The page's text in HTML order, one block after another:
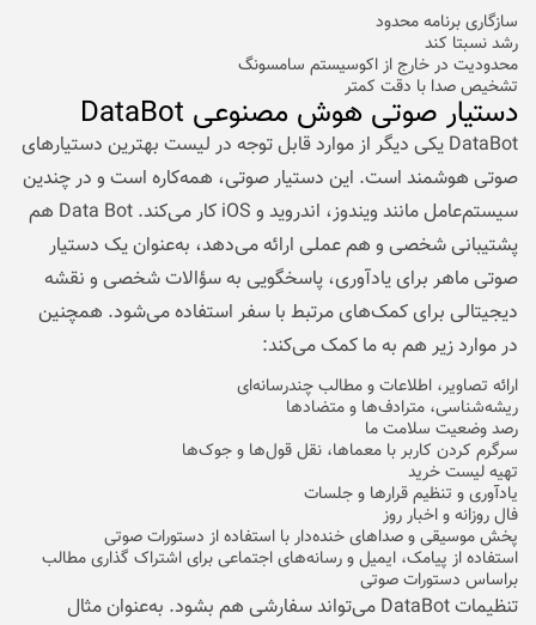
سازگاری برنامه محدود
رشد نسبتا کند
محدودیت در خارج از اکوسیستم سامسونگ
تشخیص صدا با دقت کمتر
دستیار صوتی هوش مصنوعی DataBot
DataBot یکی دیگر از موارد قابل توجه در لیست بهترین دستیارهای
صوتی هوشمند است. این دستیار صوتی، همه‌کاره است و در چندین
سیستم‌عامل مانند ویندوز، اندروید و iOS کار می‌کند. Data Bot هم
پشتیبانی شخصی و هم عملی ارائه می‌دهد، به‌عنوان یک دستیار
صوتی ماهر برای یادآوری، پاسخگویی به سؤالات شخصی و نقشه
دیجیتالی برای کمک‌های مرتبط با سفر استفاده می‌شود. همچنین
در موارد زیر هم به ما کمک می‌کند:
ارائه تصاویر، اطلاعات و مطالب چندرسانه‌ای
ریشه‌شناسی، مترادف‌ها و متضادها
رصد وضعیت سلامت ما
سرگرم کردن کاربر با معماها، نقل قول‌ها و جوک‌ها
تهیه لیست خرید
یادآوری و تنظیم قرارها و جلسات
فال روزانه و اخبار روز
پخش موسیقی و صداهای خنده‌دار با استفاده از دستورات صوتی
استفاده از پیامک، ایمیل و رسانه‌های اجتماعی برای اشتراک گذاری مطالب
براساس دستورات صوتی
تنظیمات DataBot می‌تواند سفارشی هم بشود. به‌عنوان مثال